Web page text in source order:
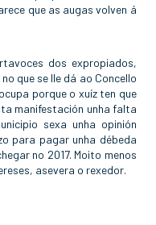
que as augas volven á
dos expropiados,
que se lle dá ao Concello
porque o xuíz ten que
manifestación unha falta
sexa unha opinión
para pagar unha débeda
no 2017. Moito menos
asevera o rexedor.